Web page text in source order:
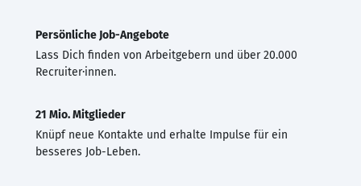
Persönliche Job-Angebote
Lass Dich finden von Arbeitgebern und über 20.000
Recruiter·innen.
21 Mio. Mitglieder
Knüpf neue Kontakte und erhalte Impulse für ein
besseres Job-Leben.